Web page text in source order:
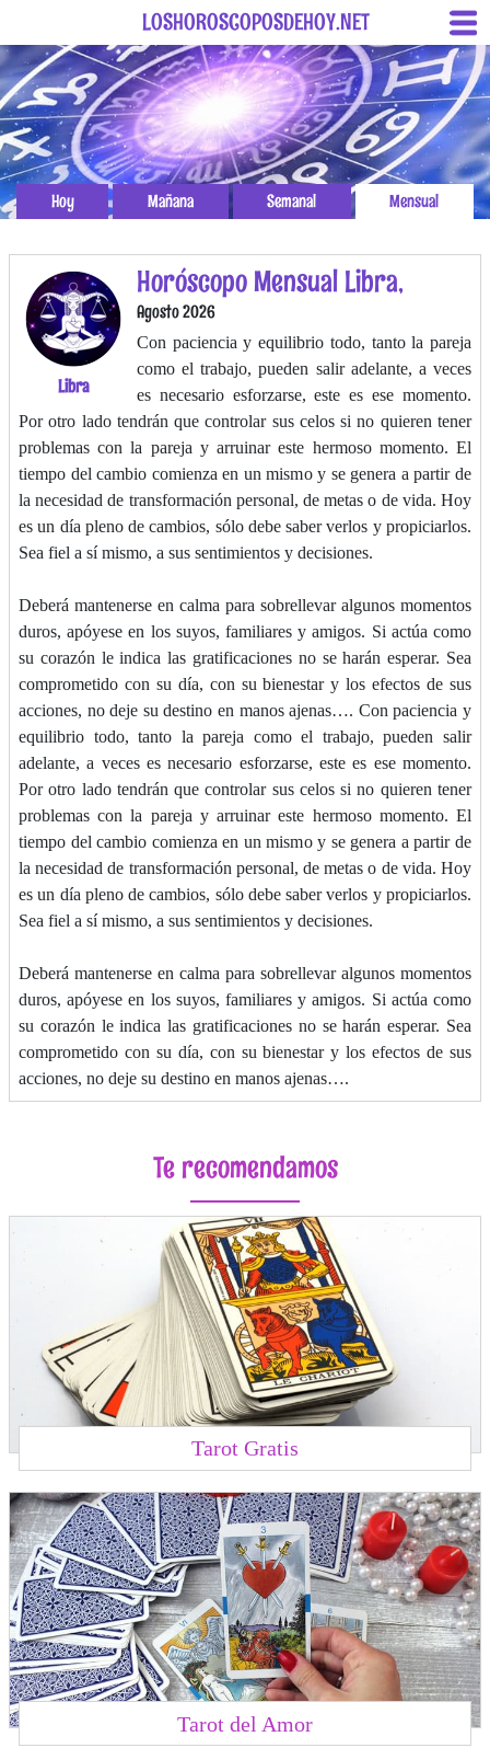
LOSHOROSCOPOSDEHOY.NET
Hoy Mañana Semanal Mensual
Libra
Horóscopo Mensual Libra,
Agosto 2026
Con paciencia y equilibrio todo, tanto la pareja
como el trabajo, pueden salir adelante, a veces
es necesario esforzarse, este es ese momento.
Por otro lado tendrán que controlar sus celos si no quieren tener
problemas con la pareja y arruinar este hermoso momento. El
tiempo del cambio comienza en un mismo y se genera a partir de
la necesidad de transformación personal, de metas o de vida. Hoy
es un día pleno de cambios, sólo debe saber verlos y propiciarlos.
Sea fiel a sí mismo, a sus sentimientos y decisiones.
Deberá mantenerse en calma para sobrellevar algunos momentos
duros, apóyese en los suyos, familiares y amigos. Si actúa como
su corazón le indica las gratificaciones no se harán esperar. Sea
comprometido con su día, con su bienestar y los efectos de sus
acciones, no deje su destino en manos ajenas…. Con paciencia y
equilibrio todo, tanto la pareja como el trabajo, pueden salir
adelante, a veces es necesario esforzarse, este es ese momento.
Por otro lado tendrán que controlar sus celos si no quieren tener
problemas con la pareja y arruinar este hermoso momento. El
tiempo del cambio comienza en un mismo y se genera a partir de
la necesidad de transformación personal, de metas o de vida. Hoy
es un día pleno de cambios, sólo debe saber verlos y propiciarlos.
Sea fiel a sí mismo, a sus sentimientos y decisiones.
Deberá mantenerse en calma para sobrellevar algunos momentos
duros, apóyese en los suyos, familiares y amigos. Si actúa como
su corazón le indica las gratificaciones no se harán esperar. Sea
comprometido con su día, con su bienestar y los efectos de sus
acciones, no deje su destino en manos ajenas….
Te recomendamos
Tarot Gratis
Tarot del Amor